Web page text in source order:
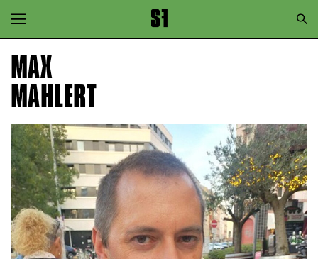
Zur Hauptnavigation springen
Zum Hauptinhalt springen
Zum Footer springen
MAX
MAHLERT